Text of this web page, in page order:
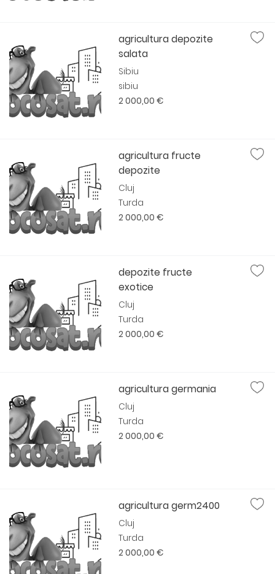
agricultura depozite
salata
Sibiu
sibiu
2 000,00 €
agricultura fructe
depozite
Cluj
Turda
2 000,00 €
depozite fructe
exotice
Cluj
Turda
2 000,00 €
agricultura germania
Cluj
Turda
2 000,00 €
agricultura germ2400
Cluj
Turda
2 000,00 €